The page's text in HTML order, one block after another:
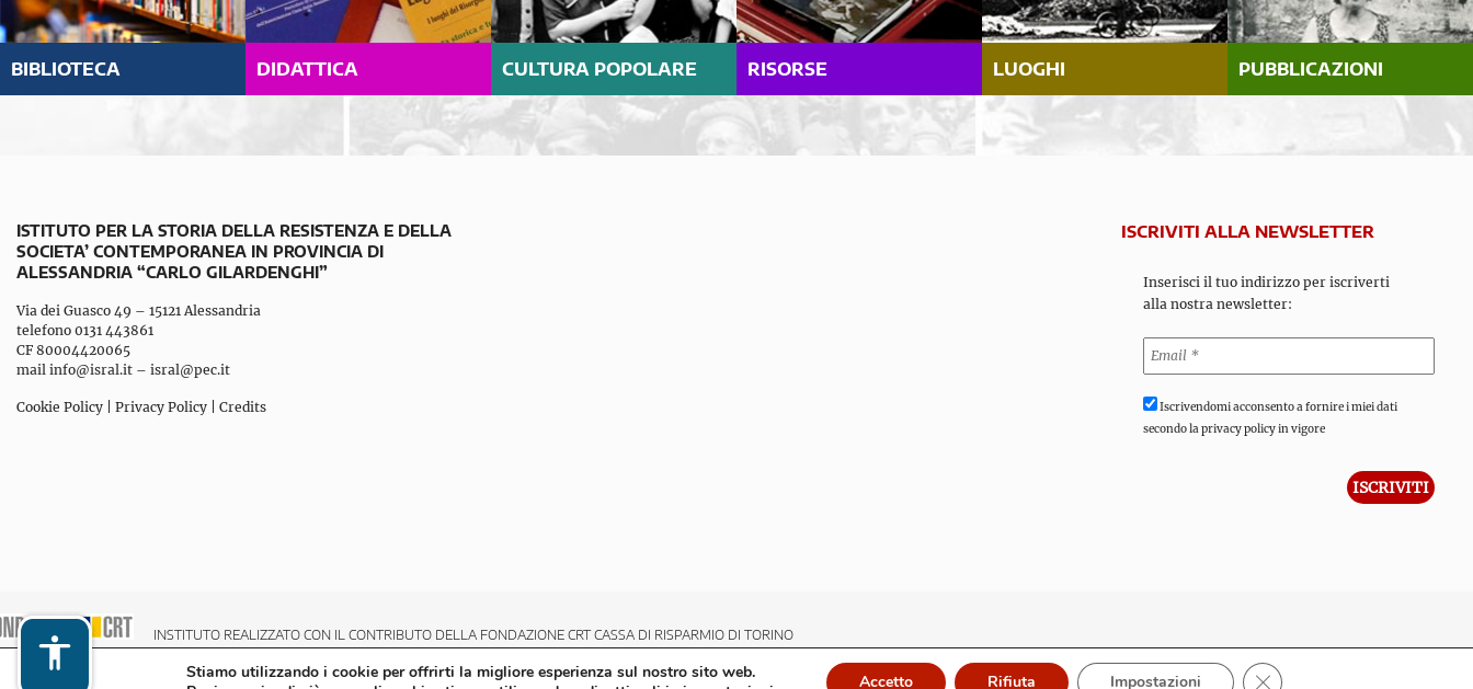
BIBLIOTECA DIDATTICA CULTURA POPOLARE RISORSE LUOGHI PUBBLICAZIONI
ISTITUTO PER LA STORIA DELLA RESISTENZA E DELLA
SOCIETA’ CONTEMPORANEA IN PROVINCIA DI
ALESSANDRIA “CARLO GILARDENGHI”
Via dei Guasco 49 – 15121 Alessandria
telefono 0131 443861
CF 80004420065
mail info@isral.it – isral@pec.it
Cookie Policy Privacy Policy Credits
ISCRIVITI ALLA NEWSLETTER
Inserisci il tuo indirizzo per iscriverti
alla nostra newsletter:
Iscrivendomi acconsento a fornire i miei dati
secondo la privacy policy in vigore
INSTITUTO REALIZZATO CON IL CONTRIBUTO DELLA FONDAZIONE CRT CASSA DI RISPARMIO DI TORINO
Stiamo utilizzando i cookie per offrirti la migliore esperienza sul nostro sito web.
Accetto Rifiuta Impostazioni Close GDPR Cookie Banner